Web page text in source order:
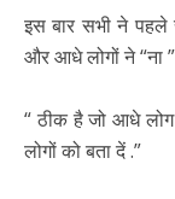
इस बार सभी ने पहले
और आधे लोगों ने “ना ”
“ ठीक है जो आधे
लोगों को बता दें .”